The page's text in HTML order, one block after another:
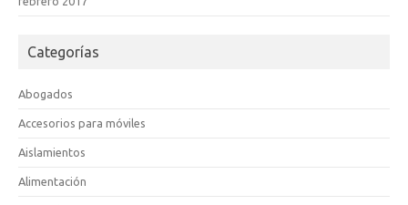
Categorías
Abogados
Accesorios para móviles
Aislamientos
Alimentación